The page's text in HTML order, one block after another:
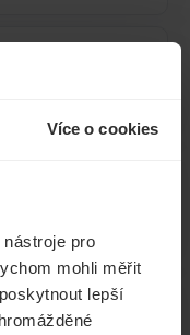
Více o cookies
pro
mohli měřit
lepší